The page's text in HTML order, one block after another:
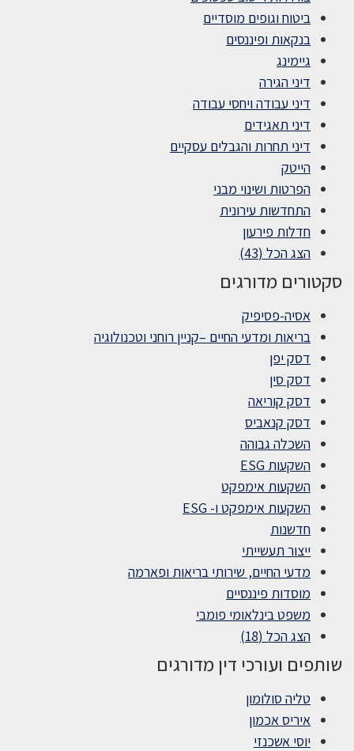
ביטוח וגופים מוסדיים
בנקאות ופיננסים
גיימינג
דיני הגירה
דיני עבודה ויחסי עבודה
דיני תאגידים
דיני תחרות והגבלים עסקיים
הייטק
הפרטות ושינוי מבני
התחדשות עירונית
חדלות פירעון
הצג הכל (43)
סקטורים מדורגים
אסיה-פסיפיק
בריאות ומדעי החיים –קניין רוחני וטכנולוגיה
דסק יפן
דסק סין
דסק קוריאה
דסק קנאביס
השכלה גבוהה
השקעות ESG
השקעות אימפקט
השקעות אימפקט ו- ESG
חדשנות
ייצור תעשייתי
מדעי החיים, שירותי בריאות ופארמה
מוסדות פיננסיים
משפט בינלאומי פומבי
הצג הכל (18)
שותפים ועורכי דין מדורגים
טליה סולומון
איריס אכמון
יוסי אשכנזי